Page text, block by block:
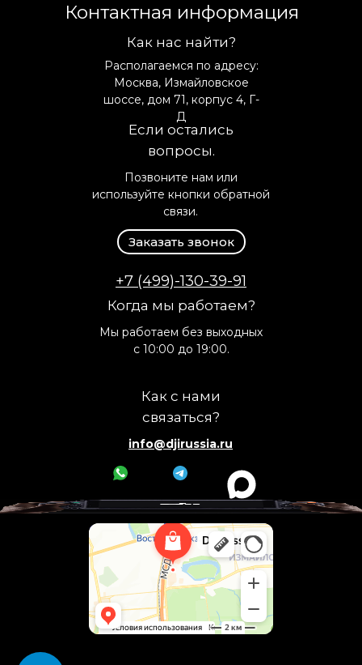
Как нас найти?
Когда мы работаем?
Если остались
вопросы.
Как с нами
связаться?
Располагаемся по адресу:
Москва, Измайловское
шоссе, дом 71, корпус 4, Г-
Д
Мы работаем без выходных
с 10:00 до 19:00.
Позвоните нам или
используйте кнопки обратной
связи.
+7 (499)-130-39-91
info@djirussia.ru
Заказать звонок
Контактная информация